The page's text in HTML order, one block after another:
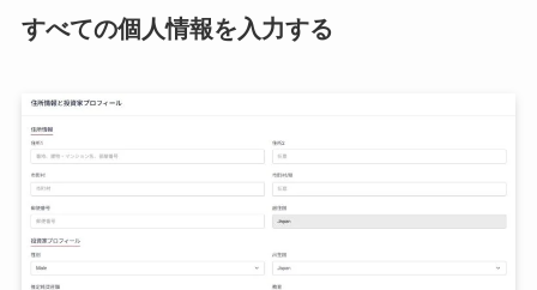
すべての個人情報を入力する